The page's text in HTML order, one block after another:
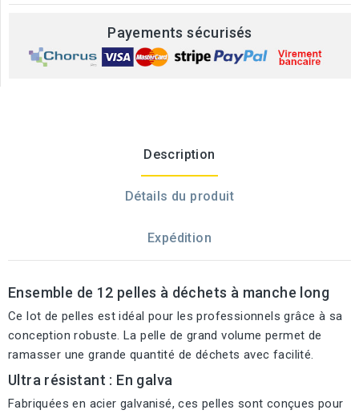
Payements sécurisés
Description
Détails du produit
Expédition
Ensemble de 12 pelles à déchets à manche long
Ce lot de pelles est idéal pour les professionnels grâce à sa
conception robuste. La pelle de grand volume permet de
ramasser une grande quantité de déchets avec facilité.
Ultra résistant : En galva
Fabriquées en acier galvanisé, ces pelles sont conçues pour